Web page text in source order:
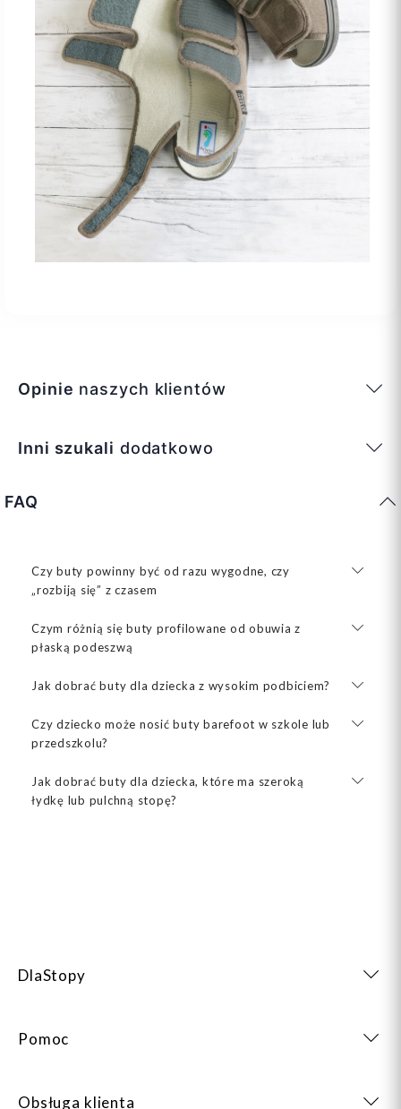
Opinie naszych klientów
Inni szukali dodatkowo
FAQ
Czy buty powinny być od razu wygodne, czy
„rozbiją się” z czasem
Czym różnią się buty profilowane od obuwia z
płaską podeszwą
Jak dobrać buty dla dziecka z wysokim podbiciem?
Czy dziecko może nosić buty barefoot w szkole lub
przedszkolu?
Jak dobrać buty dla dziecka, które ma szeroką
łydkę lub pulchną stopę?
DlaStopy
Pomoc
Obsługa klienta